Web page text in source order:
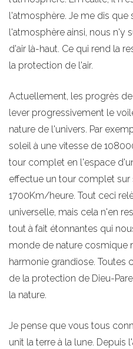
l'atmosphère. Je me dis que
l'atmosphère ainsi, nous n'y
d'air là-haut. Ce qui rend la
la protection de l'air.
Actuellement, les progrès
lever progressivement le
nature de l'univers. Par
soleil à une vitesse de
tour complet en l'espace
effectue un tour complet sur
1700Km/heure. Tout ceci
universelle, mais cela n'en
tout à fait étonnantes qui
monde de nature cosmique
harmonie grandiose. Toutes
de la protection de Dieu-
la nature.
Je pense que vous tous
unit la terre à la lune. Depuis